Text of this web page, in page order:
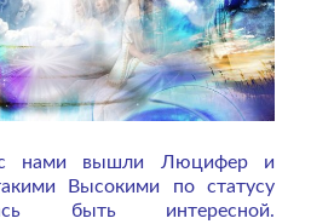
с нами вышли Люцифер и
Высокими по статусу
быть интересной.